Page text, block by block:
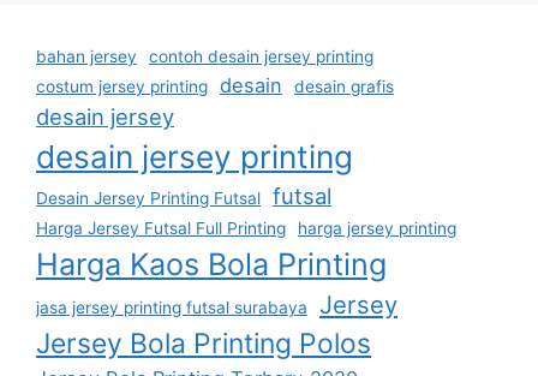
bahan jersey
contoh desain jersey printing
costum jersey printing
desain desain grafis
desain jersey
desain jersey printing
Desain Jersey Printing Futsal futsal
Harga Jersey Futsal Full Printing harga jersey printing
Harga Kaos Bola Printing
jasa jersey printing futsal surabaya Jersey
Jersey Bola Printing Polos